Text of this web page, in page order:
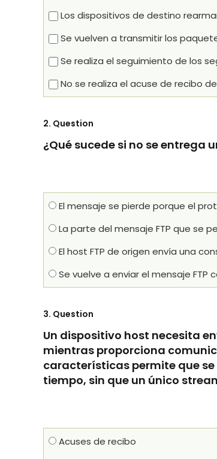
Los dispositivos de destino
Se vuelven a transmitir los
Se realiza el seguimiento de los
No se realiza el acuse de recibo
2. Question
¿Qué sucede si no se entrega
El mensaje se pierde porque el
La parte del mensaje FTP que se
El host FTP de origen envía una
Se vuelve a enviar el mensaje FTP
3. Question
Un dispositivo host necesita
mientras proporciona
características permite que
tiempo, sin que un único
Acuses de recibo